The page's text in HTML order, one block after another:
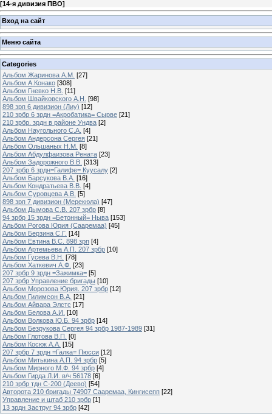
[14-я дивизия ПВО]
Вход на сайт
Меню сайта
Categories
Альбом Жаринова А.М. [27]
Альбом А.Конако [308]
Альбом Гневко Н.В. [11]
Альбом Швайковского А.Н. [98]
898 зрп 6 дивизион (Лиу) [12]
210 зрбр 6 зрдн =Акробатика= Сырве [21]
210 зрбр. зрдн в районе Ундва [2]
Альбом Наугольного С.А. [4]
Альбом Андерсона Сергея [21]
Альбом Ольшаных Н.М. [8]
Альбом Абдулфаизова Рената [23]
Альбом Задорожного В.В. [313]
207 зрбр 6 зрдн=Галифе= Куусалу [2]
Альбом Барсукова В.А. [16]
Альбом Кондратьева В.В. [4]
Альбом Суровцева А.В. [5]
898 зрп 7 дивизион (Мерекюла) [47]
Альбом Дымова С.В. 207 зрбр [8]
94 зрбр 15 зрдн =Бетонный= Ныва [153]
Альбом Рогова Юрия (Сааремаа) [45]
Альбом Берзина С.Г. [14]
Альбом Евтина В.С. 898 зрп [4]
Альбом Артемьева А.П. 207 зрбр [10]
Альбом Гусева В.Н. [78]
Альбом Хаткевич А.Ф. [23]
207 зрбр 9 зрдн =Зажимка= [5]
207 зрбр Управление бригады [10]
Альбом Морозова Юрия. 207 зрбр [12]
Альбом Гилимсон В.А. [21]
Альбом Айвара Элстс [17]
Альбом Белова А.И. [10]
Альбом Волкова Ю.Б. 94 зрбр [14]
Альбом Безрукова Сергея 94 зрбр 1987-1989 [31]
Альбом Глотова В.П. [0]
Альбом Косюк А.А. [15]
207 зрбр 7 зрдн =Галка= Пюсси [12]
Альбом Митькина А.П. 94 зрбр [5]
Альбом Мирного М.Ф. 94 зрбр [4]
Альбом Гирда Л.И. в/ч 56178 [6]
210 зрбр тдн С-200 (Деево) [54]
Авторота 210 бригады 74907 Сааремаа, Кингисепп [22]
Управление и штаб 210 зрбр [1]
13 зрдн Заструг 94 зрбр [42]